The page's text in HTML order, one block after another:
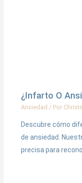
¿Infarto O
Ansiedad / Por
Descubre cómo
de ansiedad.
precisa para